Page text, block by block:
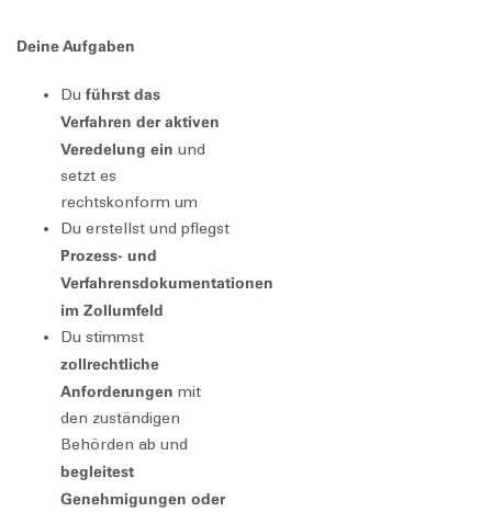
Deine Aufgaben
Du führst das
Verfahren der aktiven
Veredelung ein und
setzt es
rechtskonform um
Du erstellst und pflegst
Prozess- und
Verfahrensdokumentationen
im Zollumfeld
Du stimmst
zollrechtliche
Anforderungen mit
den zuständigen
Behörden ab und
begleitest
Genehmigungen oder